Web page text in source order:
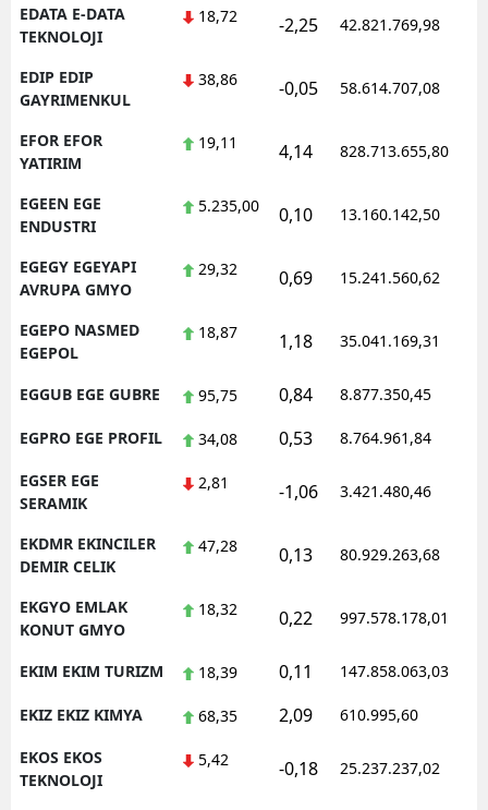
EDATA E-DATA
TEKNOLOJI
18,72 -2,25 42.821.769,98
EDIP EDIP
GAYRIMENKUL
38,86 -0,05 58.614.707,08
EFOR EFOR
YATIRIM
19,11 4,14 828.713.655,80
EGEEN EGE
ENDUSTRI
5.235,00 0,10 13.160.142,50
EGEGY EGEYAPI
AVRUPA GMYO
29,32 0,69 15.241.560,62
EGEPO NASMED
EGEPOL
18,87 1,18 35.041.169,31
EGGUB EGE GUBRE 95,75 0,84 8.877.350,45
EGPRO EGE PROFIL 34,08 0,53 8.764.961,84
EGSER EGE
SERAMIK
2,81 -1,06 3.421.480,46
EKDMR EKINCILER
DEMIR CELIK
47,28 0,13 80.929.263,68
EKGYO EMLAK
KONUT GMYO
18,32 0,22 997.578.178,01
EKIM EKIM TURIZM 18,39 0,11 147.858.063,03
EKIZ EKIZ KIMYA 68,35 2,09 610.995,60
EKOS EKOS
TEKNOLOJI
5,42 -0,18 25.237.237,02